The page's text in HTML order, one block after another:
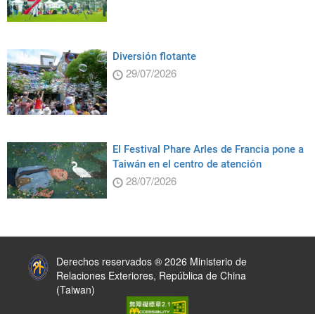
Diversión flotante
29/07/2026
El Festival Phare Arles de Francia pone a
Taiwán en el centro de atención
28/07/2026
Derechos reservados ® 2026 Ministerio de
Relaciones Exteriores, República de China
(Taiwan)